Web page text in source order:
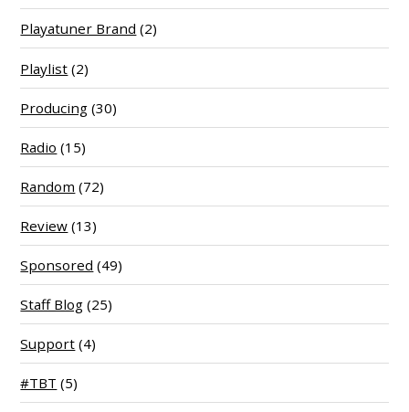
Playatuner Brand (2)
Playlist (2)
Producing (30)
Radio (15)
Random (72)
Review (13)
Sponsored (49)
Staff Blog (25)
Support (4)
#TBT (5)